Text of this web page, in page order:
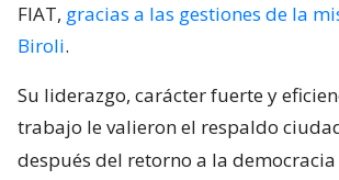
FIAT, gracias a las gestiones de la
Biroli.
Su liderazgo, carácter fuerte y
trabajo le valieron el respaldo
después del retorno a la democracia